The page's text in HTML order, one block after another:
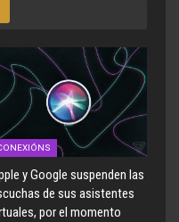
y Google suspenden las
de sus asistentes
por el momento